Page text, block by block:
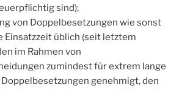
sind);
von Doppelbesetzungen wie sonst
Einsatzzeit üblich (seit letztem
im Rahmen von
zumindest für extrem lange
genehmigt, den